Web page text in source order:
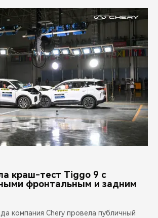
краш-тест Tiggo 9 с
фронтальным и задним
компания Chery провела публичный